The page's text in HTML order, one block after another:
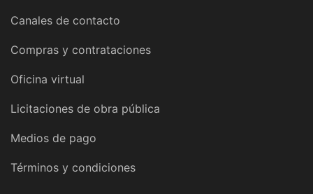
Canales de contacto
Compras y contrataciones
Oficina virtual
Licitaciones de obra pública
Medios de pago
Términos y condiciones